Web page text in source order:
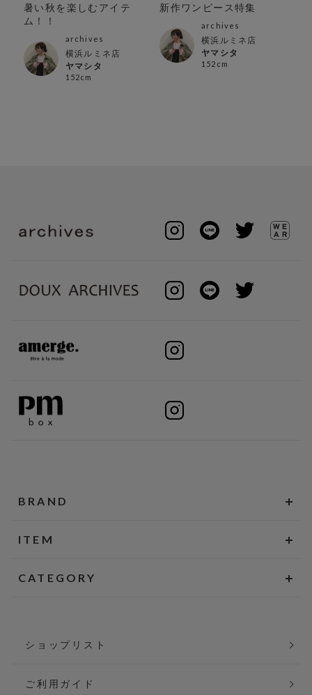
暑い秋を楽しむアイテ
ム！！
archives
横浜ルミネ店
ヤマシタ
152cm
新作ワンピース特集
archives
横浜ルミネ店
ヤマシタ
152cm
BRAND
ITEM
CATEGORY
ショップリスト
ご利用ガイド